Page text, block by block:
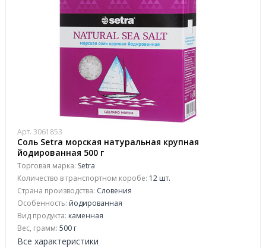
Арт. 3061853
Соль Setra морская натуральная крупная
йодированная 500 г
Торговая марка: Setra
Количество в транспортном коробе: 12 шт.
Страна производства: Словения
Особенность: йодированная
Вид продукта: каменная
Вес, грамм: 500 г
Все характеристики